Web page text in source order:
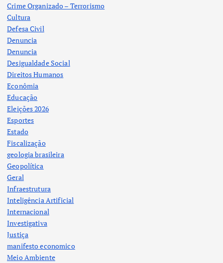
Crime Organizado – Terrorismo
Cultura
Defesa Civil
Denuncia
Denuncia
Desigualdade Social
Direitos Humanos
Econômia
Educação
Eleições 2026
Esportes
Estado
Fiscalização
geologia brasileira
Geopolítica
Geral
Infraestrutura
Inteligência Artificial
Internacional
Investigativa
Justiça
manifesto economico
Meio Ambiente